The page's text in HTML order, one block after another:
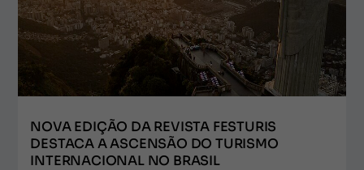
NOVA EDIÇÃO DA REVISTA FESTURIS
DESTACA A ASCENSÃO DO TURISMO
INTERNACIONAL NO BRASIL